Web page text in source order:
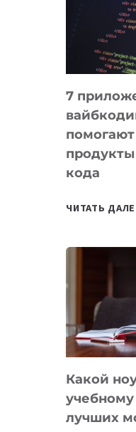
7
помогают
кода
ЧИТАТЬ
Какой
учебному
лучших